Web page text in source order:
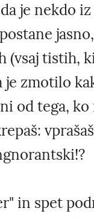
je nekdo
tistih,
je zmotilo
od tega,
in spet